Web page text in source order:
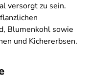
versorgt zu sein.
Blumenkohl sowie
und Kichererbsen.